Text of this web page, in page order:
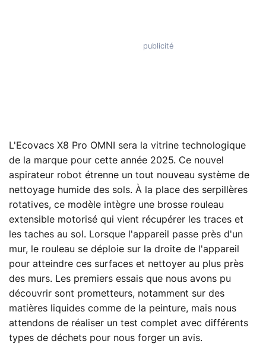
L'Ecovacs X8 Pro OMNI sera la vitrine technologique
de la marque pour cette année 2025. Ce nouvel
aspirateur robot étrenne un tout nouveau système de
nettoyage humide des sols. À la place des serpillères
rotatives, ce modèle intègre une brosse rouleau
extensible motorisé qui vient récupérer les traces et
les taches au sol. Lorsque l'appareil passe près d'un
mur, le rouleau se déploie sur la droite de l'appareil
pour atteindre ces surfaces et nettoyer au plus près
des murs. Les premiers essais que nous avons pu
découvrir sont prometteurs, notamment sur des
matières liquides comme de la peinture, mais nous
attendons de réaliser un test complet avec différents
types de déchets pour nous forger un avis.